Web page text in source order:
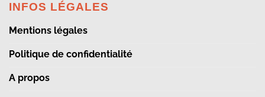
INFOS LÉGALES
Mentions légales
Politique de confidentialité
A propos